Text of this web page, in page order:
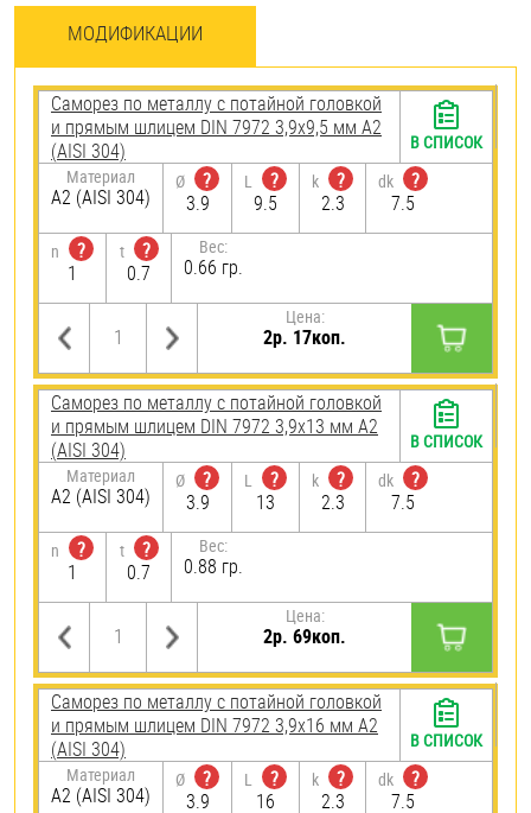
МОДИФИКАЦИИ
Саморез по металлу с потайной головкой
и прямым шлицем DIN 7972 3,9х9,5 мм А2
(AISI 304)
Материал
А2 (AISI 304)
Ø
?
3.9
L
?
9.5
k
?
2.3
dk
?
7.5
n
?
1
t
?
0.7
Вес:
0.66 гр.
Цена:
2р. 17коп.
В СПИСОК
Саморез по металлу с потайной головкой
и прямым шлицем DIN 7972 3,9х13 мм А2
(AISI 304)
Материал
А2 (AISI 304)
Ø
?
3.9
L
?
13
k
?
2.3
dk
?
7.5
n
?
1
t
?
0.7
Вес:
0.88 гр.
Цена:
2р. 69коп.
В СПИСОК
Саморез по металлу с потайной головкой
и прямым шлицем DIN 7972 3,9х16 мм А2
(AISI 304)
Материал
А2 (AISI 304)
Ø
?
3.9
L
?
16
k
?
2.3
dk
?
7.5
В СПИСОК